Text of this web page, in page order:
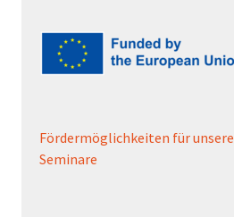
Fördermöglichkeiten für unsere
Seminare